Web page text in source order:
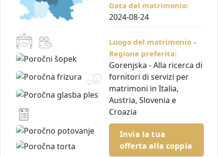
Data del matrimonio:
2024-08-24
Luogo del matrimonio –
Regione preferita:
Gorenjska - Alla ricerca di
fornitori di servizi per
matrimoni in Italia,
Austria, Slovenia e
Croazia
Invia la tua
offerta alla coppia